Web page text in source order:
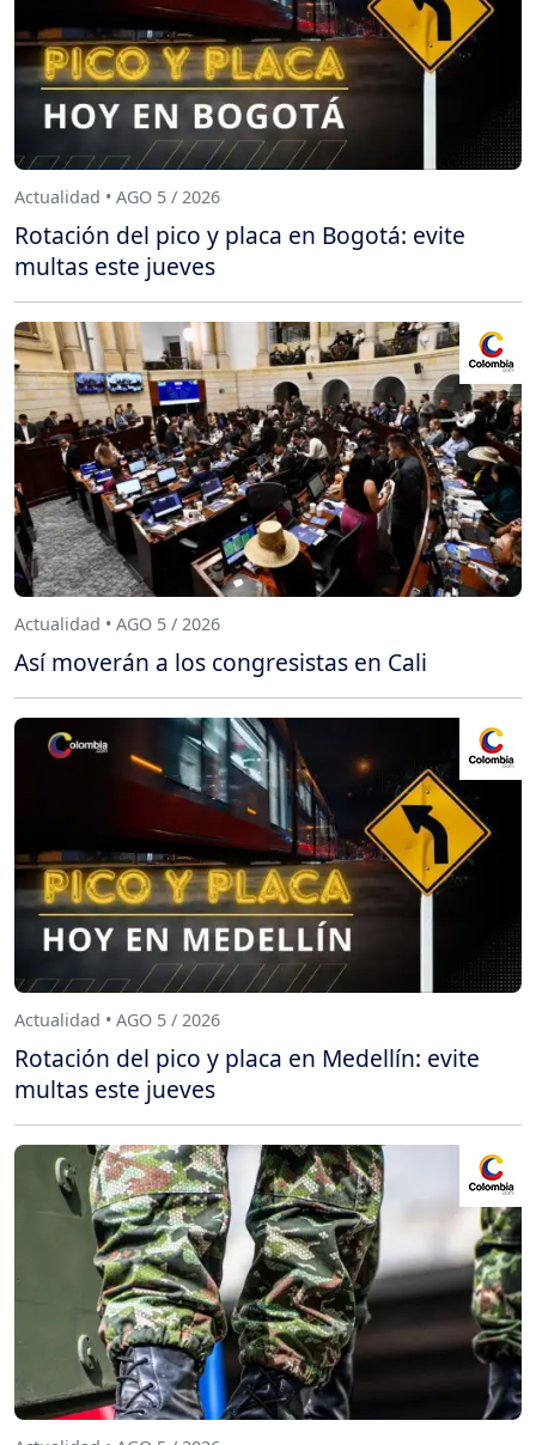
Actualidad • AGO 5 / 2026
Rotación del pico y placa en Bogotá: evite
multas este jueves
Actualidad • AGO 5 / 2026
Así moverán a los congresistas en Cali
Actualidad • AGO 5 / 2026
Rotación del pico y placa en Medellín: evite
multas este jueves